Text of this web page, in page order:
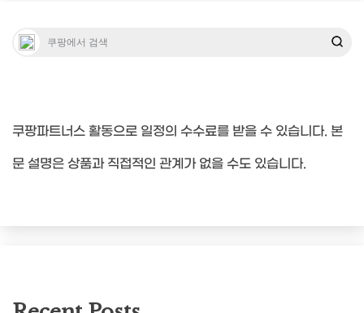
쿠팡파트너스 활동으로 일정의 수수료를 받을 수 있습니다. 본
문 설명은 상품과 직접적인 관계가 없을 수도 있습니다.